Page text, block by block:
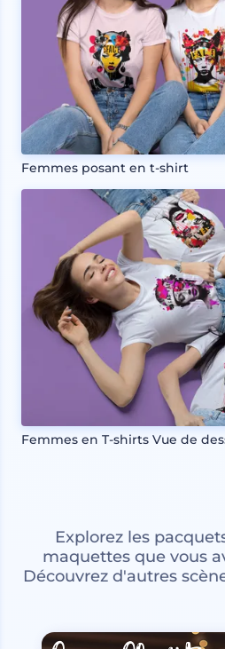
Femmes posant en t-shirt
Femmes en T-shirts Vue de
Explorez les
maquettes que vous
Découvrez d'autres